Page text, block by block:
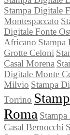
Stampa Digitale
Montespaccato
Digitale Fonte
Africano Stampa
Grotte Celoni
Casal Morena
Digitale Monte
Milvio Stampa
Torrino
Roma
Casal Bernocchi